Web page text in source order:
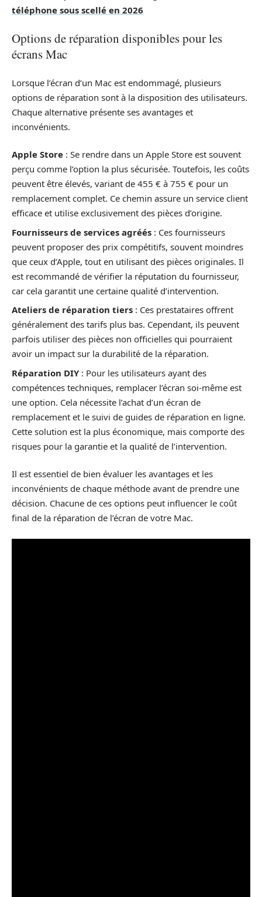
téléphone sous scellé en 2026
Options de réparation disponibles pour les
écrans Mac
Lorsque l’écran d’un Mac est endommagé, plusieurs
options de réparation sont à la disposition des utilisateurs.
Chaque alternative présente ses avantages et
inconvénients.
Apple Store : Se rendre dans un Apple Store est souvent
perçu comme l’option la plus sécurisée. Toutefois, les coûts
peuvent être élevés, variant de 455 € à 755 € pour un
remplacement complet. Ce chemin assure un service client
efficace et utilise exclusivement des pièces d’origine.
Fournisseurs de services agréés : Ces fournisseurs
peuvent proposer des prix compétitifs, souvent moindres
que ceux d’Apple, tout en utilisant des pièces originales. Il
est recommandé de vérifier la réputation du fournisseur,
car cela garantit une certaine qualité d’intervention.
Ateliers de réparation tiers : Ces prestataires offrent
généralement des tarifs plus bas. Cependant, ils peuvent
parfois utiliser des pièces non officielles qui pourraient
avoir un impact sur la durabilité de la réparation.
Réparation DIY: Pour les utilisateurs ayant des
compétences techniques, remplacer l’écran soi-même est
une option. Cela nécessite l’achat d’un écran de
remplacement et le suivi de guides de réparation en ligne.
Cette solution est la plus économique, mais comporte des
risques pour la garantie et la qualité de l’intervention.
Il est essentiel de bien évaluer les avantages et les
inconvénients de chaque méthode avant de prendre une
décision. Chacune de ces options peut influencer le coût
final de la réparation de l’écran de votre Mac.